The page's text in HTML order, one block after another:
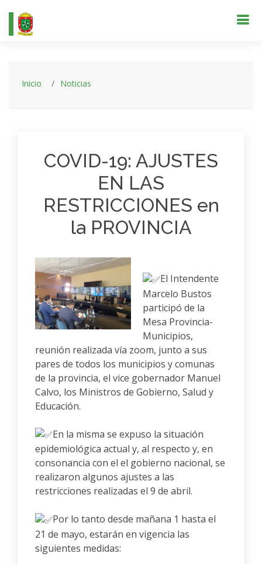
Inicio Noticias
COVID-19: AJUSTES
EN LAS
RESTRICCIONES en
la PROVINCIA
El Intendente
Marcelo Bustos
participó de la
Mesa Provincia-
Municipios,
reunión realizada vía zoom, junto a sus
pares de todos los municipios y comunas
de la provincia, el vice gobernador Manuel
Calvo, los Ministros de Gobierno, Salud y
Educación.
En la misma se expuso la situación
epidemiológica actual y, al respecto y, en
consonancia con el el gobierno nacional, se
realizaron algunos ajustes a las
restricciones realizadas el 9 de abril.
Por lo tanto desde mañana 1 hasta el
21 de mayo, estarán en vigencia las
siguientes medidas: